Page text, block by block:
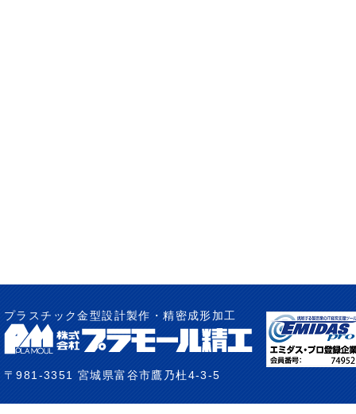
プラスチック金型設計製作・精密成形加工
〒981-3351 宮城県富谷市鷹乃杜4-3-5